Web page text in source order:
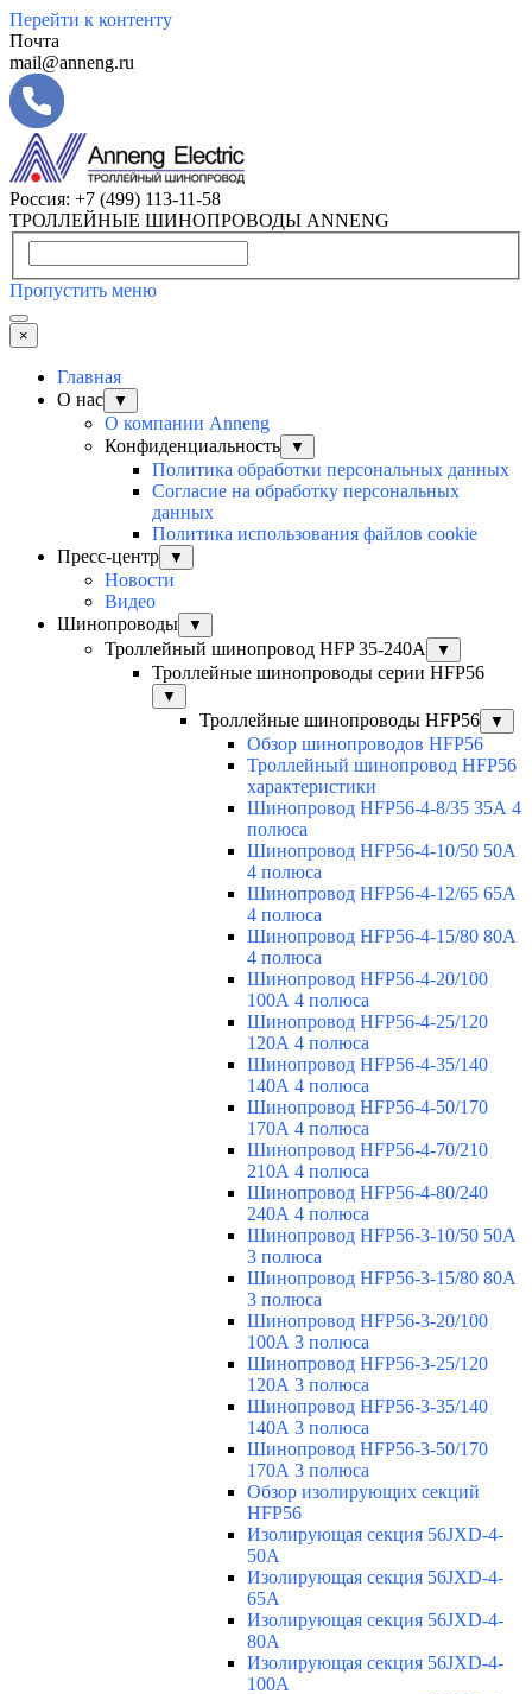
Перейти к контенту
Почта
mail@anneng.ru
Россия: +7 (499) 113-11-58
ТРОЛЛЕЙНЫЕ ШИНОПРОВОДЫ ANNENG
Пропустить меню
×
Главная
О нас
▼
О компании Anneng
Конфиденциальность
▼
Политика обработки персональных данных
Согласие на обработку персональных
данных
Политика использования файлов cookie
Пресс-центр
▼
Новости
Видео
Шинопроводы
▼
Троллейный шинопровод HFP 35-240А ▼
Троллейные шинопроводы серии HFP56
▼
Троллейные шинопроводы HFP56 ▼
Обзор шинопроводов HFP56
Троллейный шинопровод HFP56
характеристики
Шинопровод HFP56-4-8/35 35А 4
полюса
Шинопровод HFP56-4-10/50 50А
4 полюса
Шинопровод HFP56-4-12/65 65А
4 полюса
Шинопровод HFP56-4-15/80 80А
4 полюса
Шинопровод HFP56-4-20/100
100А 4 полюса
Шинопровод HFP56-4-25/120
120А 4 полюса
Шинопровод HFP56-4-35/140
140А 4 полюса
Шинопровод HFP56-4-50/170
170А 4 полюса
Шинопровод HFP56-4-70/210
210А 4 полюса
Шинопровод HFP56-4-80/240
240А 4 полюса
Шинопровод HFP56-3-10/50 50А
3 полюса
Шинопровод HFP56-3-15/80 80А
3 полюса
Шинопровод HFP56-3-20/100
100А 3 полюса
Шинопровод HFP56-3-25/120
120А 3 полюса
Шинопровод HFP56-3-35/140
140А 3 полюса
Шинопровод HFP56-3-50/170
170А 3 полюса
Обзор изолирующих секций
HFP56
Изолирующая секция 56JXD-4-
50A
Изолирующая секция 56JXD-4-
65A
Изолирующая секция 56JXD-4-
80A
Изолирующая секция 56JXD-4-
100A